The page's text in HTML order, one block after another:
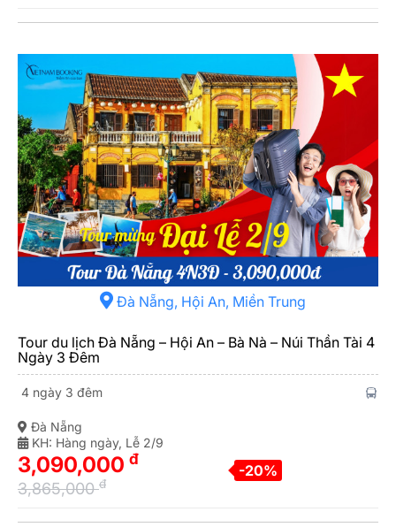
Đà Nẵng, Hội An, Miền Trung
Tour du lịch Đà Nẵng – Hội An – Bà Nà – Núi Thần Tài 4
Ngày 3 Đêm
4 ngày 3 đêm
Đà Nẵng
KH: Hàng ngày, Lễ 2/9
3,090,000 đ
3,865,000đ
-20%